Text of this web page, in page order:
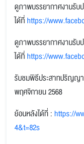
ดูภาพบรรยากาศงานรั
ได้ที่https://
ดูภาพบรรยากาศงานรั
ได้ที่https://
รับชมพิธีประสาทปริญญา
พฤศจิกายน 2568
ย้อนหลังได้ที่ : https://
4&t=82s